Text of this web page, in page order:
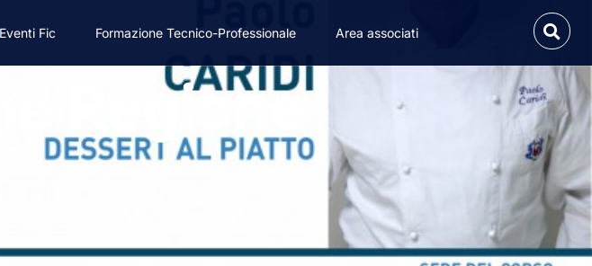
Eventi Fic Formazione Tecnico-Professionale Area associati
Regione